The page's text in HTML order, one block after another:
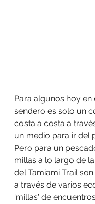
Para algunos hoy en
sendero es solo un
costa a costa a
un medio para ir del
Pero para un
millas a lo largo de
del Tamiami Trail
a través de varios
'millas' de